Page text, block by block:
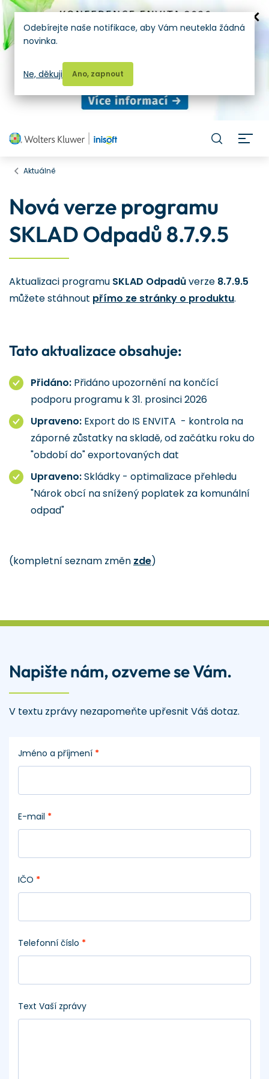
Aktuálně
Nová verze programu
SKLAD Odpadů 8.7.9.5
Aktualizaci programu SKLAD Odpadůverze 8.7.9.5
můžete stáhnout přímo ze stránky o produktu.
Tato aktualizace obsahuje:
Přidáno: Přidáno upozornění na končící
podporu programu k 31. prosinci 2026
Upraveno: Export do IS ENVITA - kontrola na
záporné zůstatky na skladě, od začátku roku do
"období do" exportovaných dat
Upraveno:Skládky - optimalizace přehledu
"Nárok obcí na snížený poplatek za komunální
odpad"
​(kompletní seznam změn zde)
Napište nám, ozveme se Vám.
V textu zprávy nezapomeňte upřesnit Váš dotaz.
Jméno a příjmení *
E-mail *
IČO *
Telefonní číslo *
Text Vaší zprávy
Odebírejte naše notifikace, aby Vám neutekla žádná
novinka.
Ano, zapnout
Ne, děkuji